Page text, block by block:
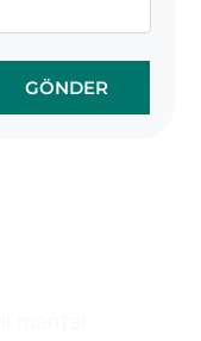
GÖNDER
mantar